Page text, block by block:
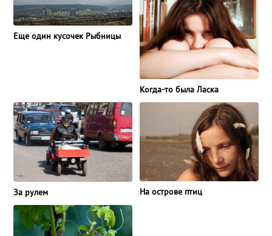
Еще один кусочек Рыбницы
Когда-то была Ласка
За рулем На острове птиц